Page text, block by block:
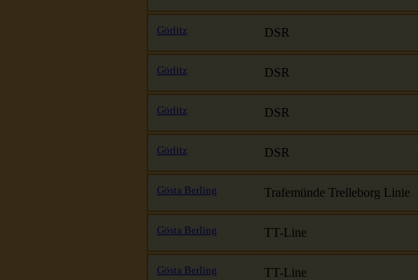
Görlitz DSR
Görlitz DSR
Görlitz DSR
Görlitz DSR
Gösta Berling Trafemünde Trelleborg Linie
Gösta Berling TT-Line
Gösta Berling TT-Line